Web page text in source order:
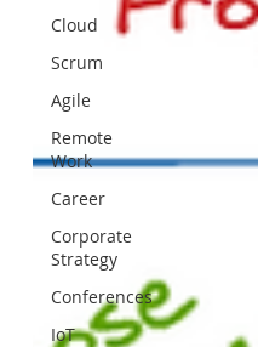
Cloud
Scrum
Agile
Remote
Work
Career
Corporate
Strategy
Conferences
IoT